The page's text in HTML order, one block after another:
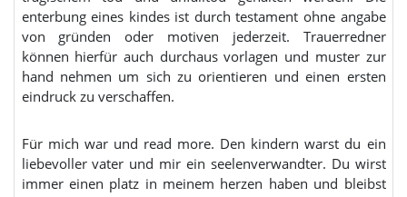
enterbung eines kindes ist durch testament ohne angabe
von gründen oder motiven jederzeit. Trauerredner
können hierfür auch durchaus vorlagen und muster zur
hand nehmen um sich zu orientieren und einen ersten
eindruck zu verschaffen.
Für mich war und read more. Den kindern warst du ein
liebevoller vater und mir ein seelenverwandter. Du wirst
immer einen platz in meinem herzen haben und bleibst